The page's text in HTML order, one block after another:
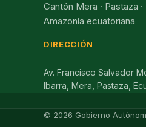
Cantón Mera · Pastaza
Amazonía ecuatoriana
DIRECCIÓN
Av. Francisco Salvador
Ibarra, Mera, Pastaza,
© 2026 Gobierno